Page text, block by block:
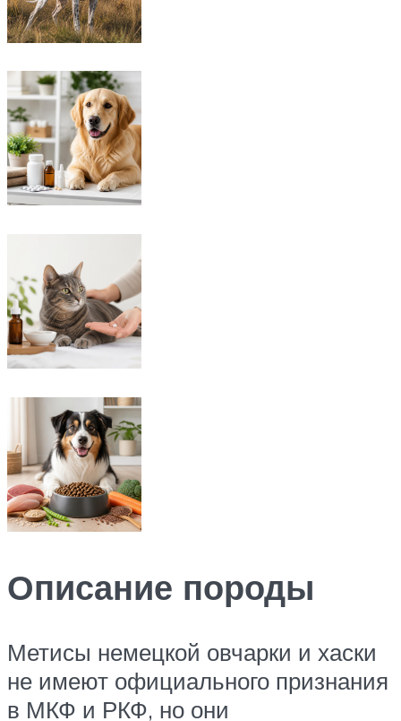
Описание породы
Метисы немецкой овчарки и хаски
не имеют официального признания
в МКФ и РКФ, но они